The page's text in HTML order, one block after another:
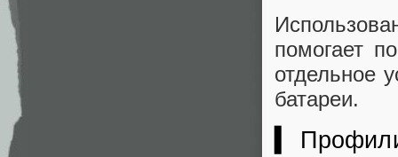
помогает
отдельное
батареи.
▍